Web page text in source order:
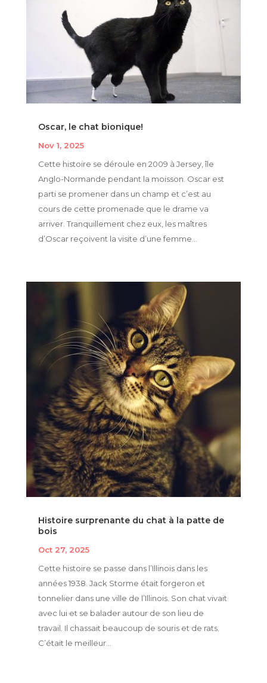
Oscar, le chat bionique!
Nov 1, 2025
Cette histoire se déroule en 2009 à Jersey, île
Anglo-Normande pendant la moisson. Oscar est
parti se promener dans un champ et c’est au
cours de cette promenade que le drame va
arriver. Tranquillement chez eux, les maîtres
d’Oscar reçoivent la visite d’une femme...
Histoire surprenante du chat à la patte de
bois
Oct 27, 2025
Cette histoire se passe dans l’Illinois dans les
années 1938. Jack Storme était forgeron et
tonnelier dans une ville de l’Illinois. Son chat vivait
avec lui et se balader autour de son lieu de
travail. Il chassait beaucoup de souris et de rats.
C’était le meilleur...